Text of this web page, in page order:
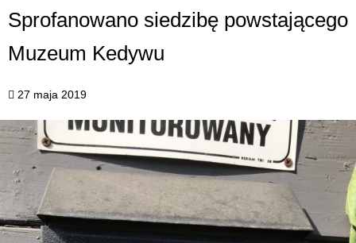
t
Sprofanowano siedzibę powstającego
Muzeum Kedywu
27 maja 2019